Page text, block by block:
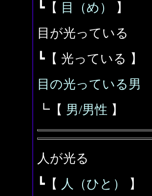
┗【 目（め）
】
目が光っている
┗【 光っている 】
目の光っている男
┗【 男/男性 】
人が光る
┗【 人（ひと） 】